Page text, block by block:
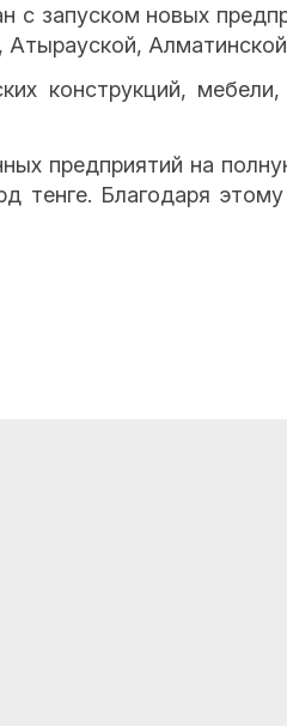
с запуском новых
конструкций,
предприятий на
тенге. Благодаря